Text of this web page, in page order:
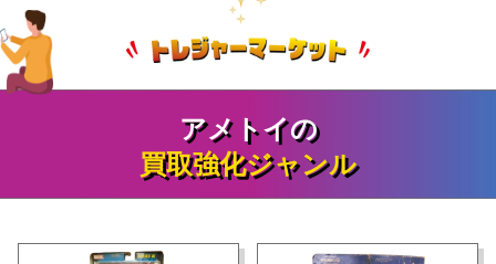
アメトイの
買取強化ジャンル